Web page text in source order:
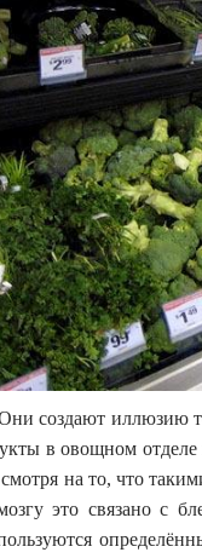
создают иллюзию
в овощном отделе
на то, что
это связано с